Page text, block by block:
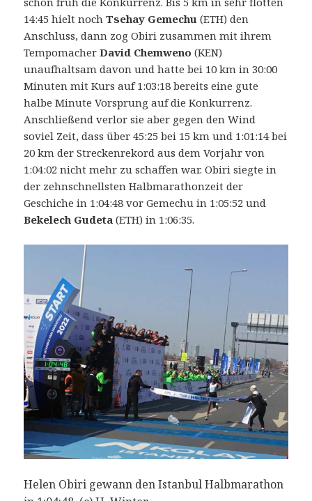
14:45 hielt nochTsehay Gemechu (ETH) den
Anschluss, dann zog Obiri zusammen mit ihrem
TempomacherDavid Chemweno (KEN)
unaufhaltsam davon und hatte bei 10 km in 30:00
Minuten mit Kurs auf 1:03:18 bereits eine gute
halbe Minute Vorsprung auf die Konkurrenz.
Anschließend verlor sie aber gegen den Wind
soviel Zeit, dass über 45:25 bei 15 km und 1:01:14 bei
20 km der Streckenrekord aus dem Vorjahr von
1:04:02 nicht mehr zu schaffen war. Obiri siegte in
der zehnschnellsten Halbmarathonzeit der
Geschiche in 1:04:48 vor Gemechu in 1:05:52 und
Bekelech Gudeta (ETH) in 1:06:35.
Helen Obiri gewann den Istanbul Halbmarathon